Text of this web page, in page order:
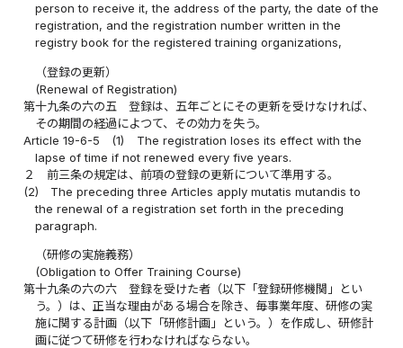
person to receive it, the address of the party, the date of the
registration, and the registration number written in the
registry book for the registered training organizations,
（登録の更新）
(Renewal of Registration)
第十九条の六の五
登録は、五年ごとにその更新を受けなければ、
その期間の経過によつて、その効力を失う。
Article 19-6-5
(1)
The registration loses its effect with the
lapse of time if not renewed every five years.
２
前三条の規定は、前項の登録の更新について準用する。
(2)
The preceding three Articles apply mutatis mutandis to
the renewal of a registration set forth in the preceding
paragraph.
（研修の実施義務）
(Obligation to Offer Training Course)
第十九条の六の六
登録を受けた者（以下「登録研修機関」とい
う。）は、正当な理由がある場合を除き、毎事業年度、研修の実
施に関する計画（以下「研修計画」という。）を作成し、研修計
画に従つて研修を行わなければならない。